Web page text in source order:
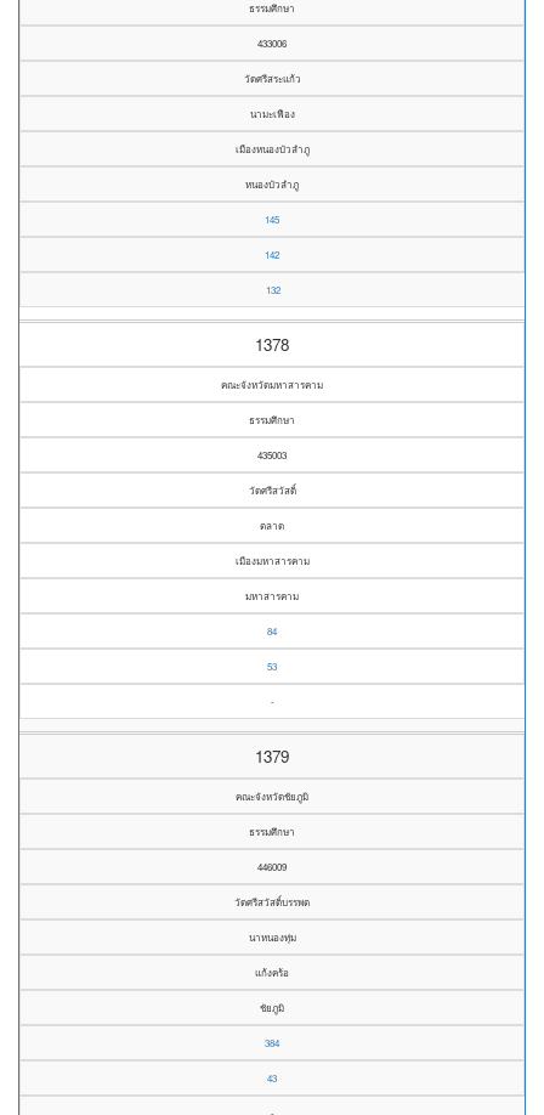
ธรรมศึกษา
433006
วัดศรีสระแก้ว
นามะเฟือง
เมืองหนองบัวลำภู
หนองบัวลำภู
145
142
132
1378
คณะจังหวัดมหาสารคาม
ธรรมศึกษา
435003
วัดศรีสวัสดิ์
ตลาด
เมืองมหาสารคาม
มหาสารคาม
84
53
-
1379
คณะจังหวัดชัยภูมิ
ธรรมศึกษา
446009
วัดศรีสวัสดิ์บรรพต
นาหนองทุ่ม
แก้งคร้อ
ชัยภูมิ
384
43